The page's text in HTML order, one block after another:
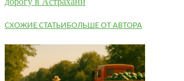
СХОЖИЕ СТАТЬИБОЛЬШЕ ОТ АВТОРА